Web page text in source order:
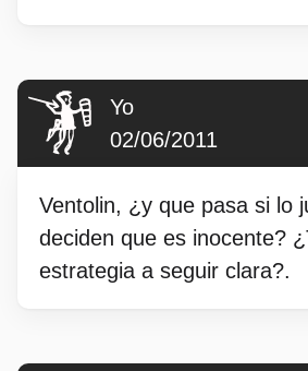
Yo
02/06/2011
Ventolin, ¿y que pasa si lo
deciden que es inocente?
estrategia a seguir clara?.